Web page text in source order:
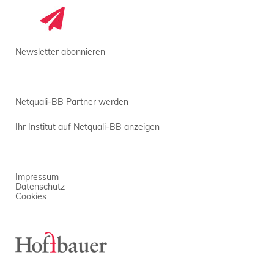
Newsletter abonnieren
Netquali-BB Partner werden
Ihr Institut auf Netquali-BB anzeigen
Impressum
Datenschutz
Cookies